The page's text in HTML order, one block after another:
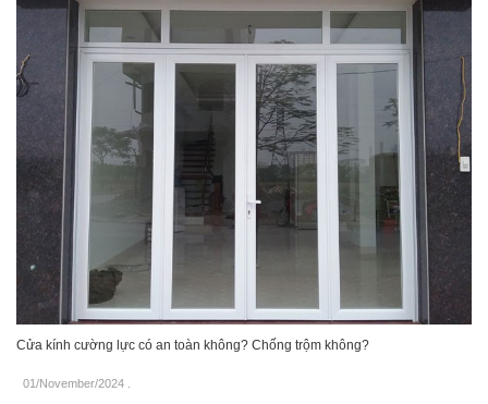
Cửa kính cường lực có an toàn không? Chống trộm không?
01/November/2024